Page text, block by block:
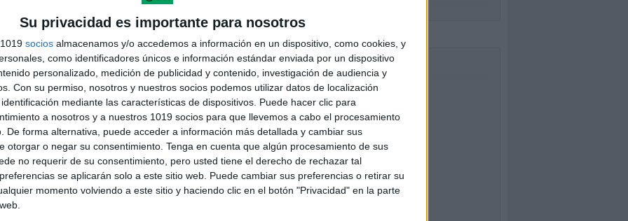
Su privacidad es importante para nosotros
socios almacenamos y/o accedemos a información en un dispositivo, como cookies, y
como identificadores únicos e información estándar enviada por un dispositivo
personalizado, medición de publicidad y contenido, investigación de audiencia y
Con su permiso, nosotros y nuestros socios podemos utilizar datos de localización
mediante las características de dispositivos. Puede hacer clic para
a nosotros y a nuestros 1019 socios para que llevemos a cabo el procesamiento
De forma alternativa, puede acceder a información más detallada y cambiar sus
otorgar o negar su consentimiento. Tenga en cuenta que algún procesamiento de sus
no requerir de su consentimiento, pero usted tiene el derecho de rechazar tal
se aplicarán solo a este sitio web. Puede cambiar sus preferencias o retirar su
momento volviendo a este sitio y haciendo clic en el botón "Privacidad" en la parte
entre-conjuntos-
tamano-y-colores
un blog, es la apuesta personal de dos profesores Ginés y
son los encargados de los contenidos que encontramos
la mayor parte del tiempo, que sus tareas como docentes, y
les permite.
FACEBOOK